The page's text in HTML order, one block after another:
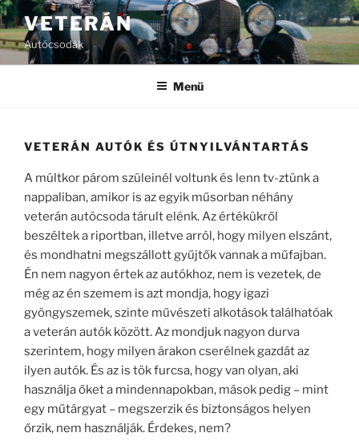
Tartalomhoz
VETERÁN
Autócsodák
Menü
VETERÁN AUTÓK ÉS ÚTNYILVÁNTARTÁS
A múltkor párom szüleinél voltunk és lenn tv-ztünk a
nappaliban, amikor is az egyik műsorban néhány
veterán autócsoda tárult elénk. Az értékükről
beszéltek a riportban, illetve arról, hogy milyen elszánt,
és mondhatni megszállott gyűjtők vannak a műfajban.
Én nem nagyon értek az autókhoz, nem is vezetek, de
még az én szemem is azt mondja, hogy igazi
gyöngyszemek, szinte művészeti alkotások találhatóak
a veterán autók között. Az mondjuk nagyon durva
szerintem, hogy milyen árakon cserélnek gazdát az
ilyen autók. És az is tök furcsa, hogy van olyan, aki
használja őket a mindennapokban, mások pedig – mint
egy műtárgyat – megszerzik és biztonságos helyen
őrzik, nem használják. Érdekes, nem?